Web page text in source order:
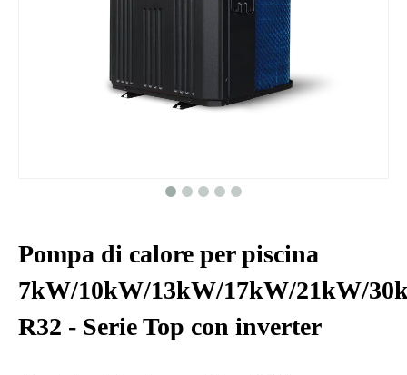
Pompa di calore per piscina
7kW/10kW/13kW/17kW/21kW/
R32 - Serie Top con inverter